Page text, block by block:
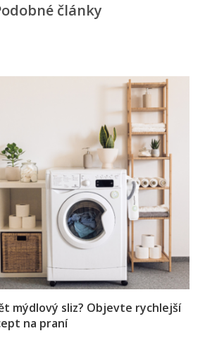
články
mýdlový sliz? Objevte rychlejší
na praní